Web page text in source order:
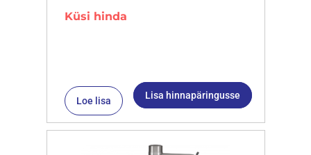
Küsi hinda
Loe lisa Lisa hinnapäringusse